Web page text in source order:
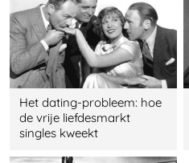
Het dating-probleem: hoe
de vrije liefdesmarkt
singles kweekt